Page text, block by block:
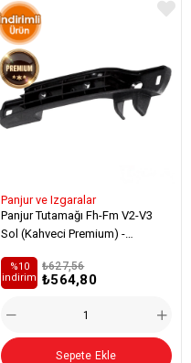
Panjur ve Izgaralar
Panjur Tutamağı Fh-Fm V2-V3
Sol (Kahveci Premium) -
₺564,80
₺627,56
%10
i̇ndirim
Sepete Ekle